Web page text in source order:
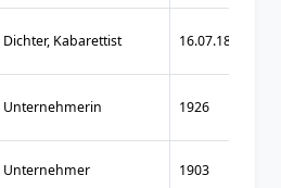
Dichter, Kabarettist 16.07.1892
Unternehmerin 1926
Unternehmer 1903